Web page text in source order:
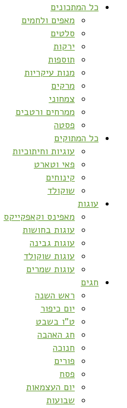
כל המתכונים
מאפים ולחמים
סלטים
ירקות
תוספות
מנות עיקריות
מרקים
צמחוני
ממרחים ורטבים
פסטה
כל המתוקים
עוגיות וחיתוכיות
פאי וטארט
קינוחים
שוקולד
עוגות
מאפינס וקאפקייקס
עוגות בחושות
עוגות גבינה
עוגות שוקולד
עוגות שמרים
חגים
ראש השנה
יום כיפור
ט”ו בשבט
חג האהבה
חנוכה
פורים
פסח
יום העצמאות
שבועות